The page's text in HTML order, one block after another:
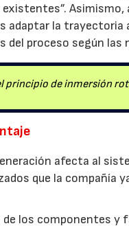
Asimismo,
adaptar la trayectoria
proceso según las
principio de inmersión
afecta al
que la compañía
los componentes y